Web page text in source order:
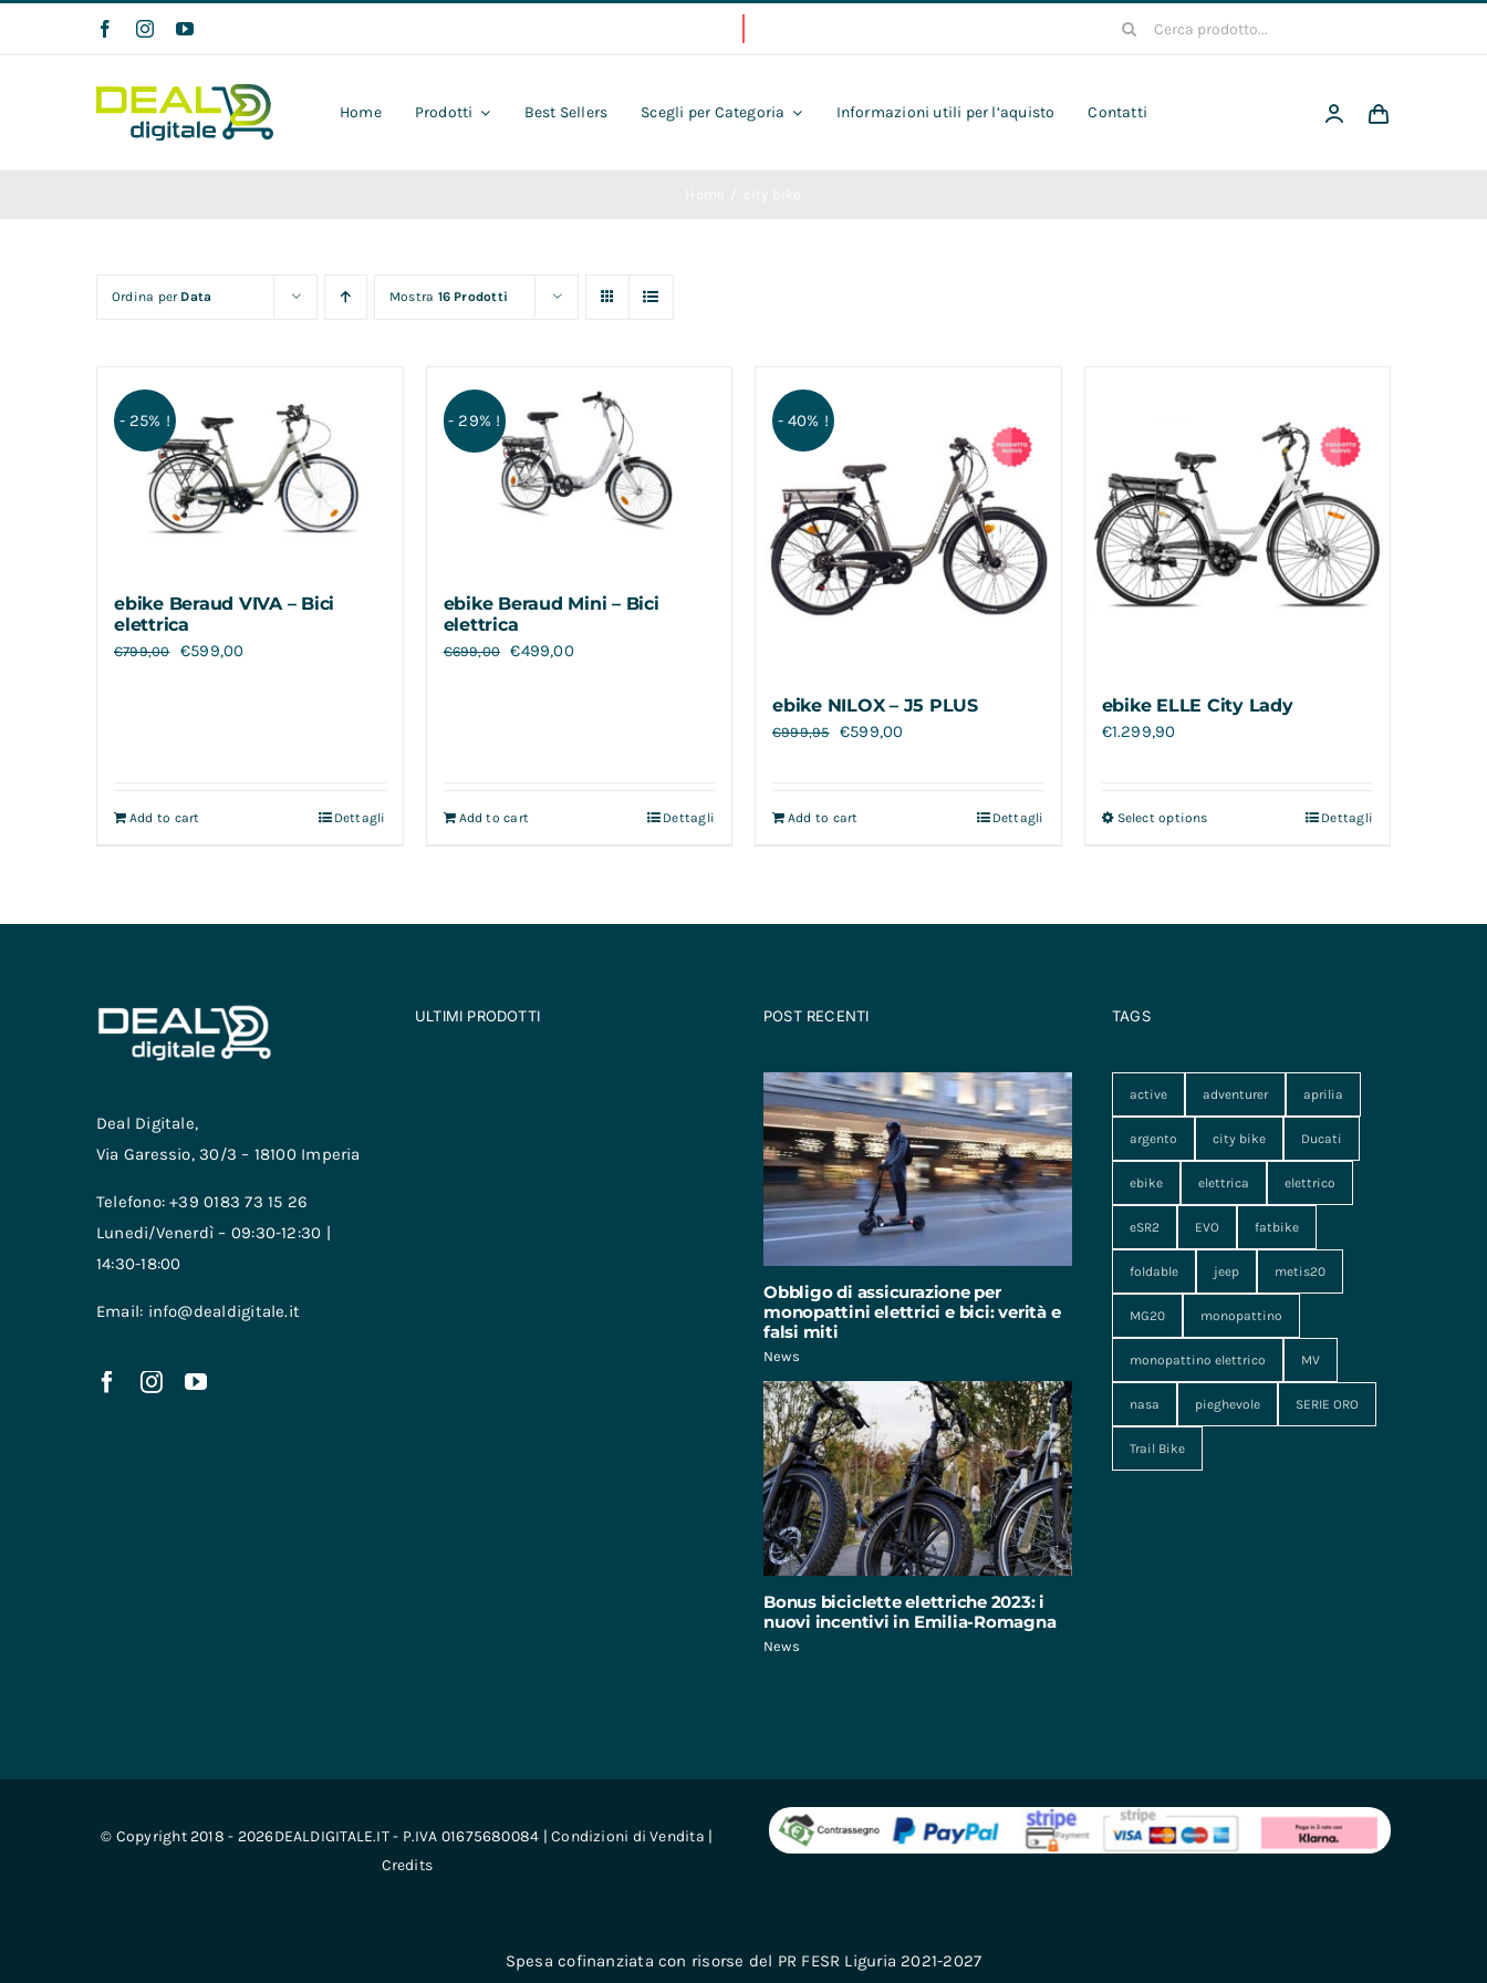
Cerca
Home Prodotti Best Sellers Scegli per Categoria Informazioni utili per l’aquisto Contatti
Ordina per Data Mostra 16 Prodotti
- 25% !
ebike Beraud VIVA – Bici
elettrica
€799,00 €599,00
Add to cart Dettagli
- 29% !
ebike Beraud Mini – Bici
elettrica
€699,00 €499,00
Add to cart Dettagli
- 40% !
ebike NILOX – J5 PLUS
€999,95 €599,00
Add to cart Dettagli
ebike ELLE City Lady
€1.299,90
Select options Dettagli
Deal Digitale,
Via Garessio, 30/3 – 18100 Imperia
Telefono: +39 0183 73 15 26
Lunedi/Venerdì – 09:30-12:30 |
14:30-18:00
Email: info@dealdigitale.it
ULTIMI PRODOTTI POST RECENTI
Obbligo di assicurazione per
monopattini elettrici e bici: verità e
falsi miti
News
Bonus biciclette elettriche 2023: i
nuovi incentivi in Emilia-Romagna
News
TAGS
active adventurer aprilia
argento city bike Ducati
ebike elettrica elettrico
eSR2 EVO fatbike
foldable jeep metis20
MG20 monopattino
monopattino elettrico MV
nasa pieghevole SERIE ORO
Trail Bike
© Copyright 2018 - 2026DEALDIGITALE.IT - P.IVA 01675680084 |Condizioni di Vendita |
Credits
Spesa cofinanziata con risorse del PR FESR Liguria 2021-2027